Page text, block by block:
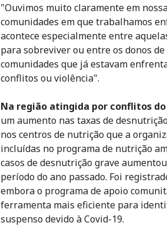
"Ouvimos muito claramente em
comunidades em que trabalhamos
acontece especialmente entre
para sobreviver ou entre os donos
comunidades que já estavam
conflitos ou violência".
Na região atingida por conflitos
um aumento nas taxas de
nos centros de nutrição que a
incluídas no programa de nutrição
casos de desnutrição grave
período do ano passado. Foi
embora o programa de apoio
ferramenta mais eficiente para
suspenso devido à Covid-19.